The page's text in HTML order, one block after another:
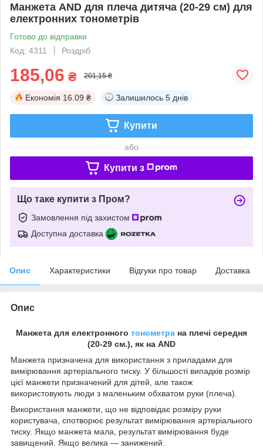
Манжета AND для плеча дитяча (20-29 см) для
електронних тонометрів
Готово до відправки
Код: 4311
Роздріб
185,06 ₴ 201,15 ₴
Економія 16.09 ₴ Залишилось 5 днів
Купити
або
Купити з
Що таке купити з Пром?
Замовлення під захистом
Доступна доставка
Опис Характеристики Відгуки про товар Доставка
Опис
Манжета для електронного тонометра на плечі середня
(20-29 см.), як на AND
Манжета призначена для використання з приладами для
вимірювання артеріального тиску. У більшості випадків розмір
цієї манжети призначений для дітей, але також
використовують люди з маленьким обхватом руки (плеча).
Використання манжети, що не відповідає розміру руки
користувача, спотворює результат вимірювання артеріального
тиску. Якщо манжета мала, результат вимірювання буде
завищений. Якщо велика — занижений.